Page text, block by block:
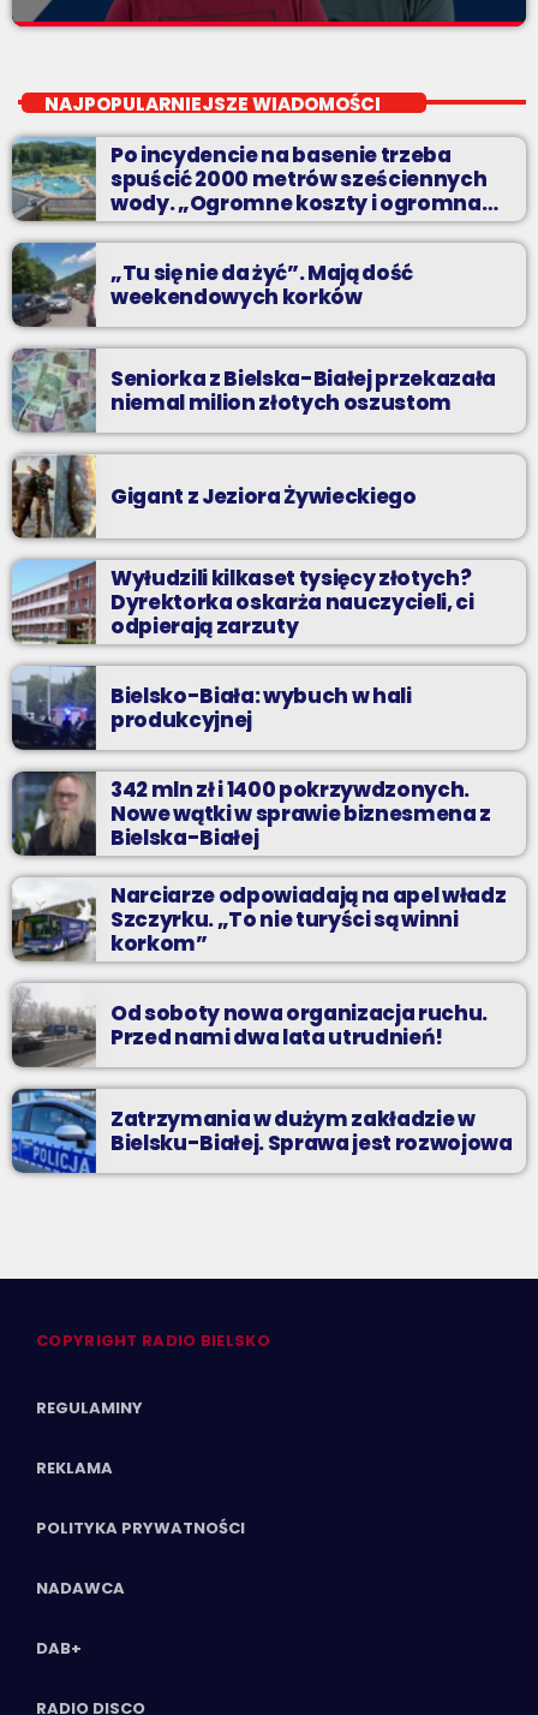
Codziennie od poniedziałku do piątku od 5:30 do 10.
NAJPOPULARNIEJSZE WIADOMOŚCI
Po incydencie na basenie trzeba
spuścić 2000 metrów sześciennych
wody. „Ogromne koszty i ogromna
praca”
„Tu się nie da żyć”. Mają dość
weekendowych korków
Seniorka z Bielska-Białej przekazała
niemal milion złotych oszustom
Gigant z Jeziora Żywieckiego
Wyłudzili kilkaset tysięcy złotych?
Dyrektorka oskarża nauczycieli, ci
odpierają zarzuty
Bielsko-Biała: wybuch w hali
produkcyjnej
342 mln zł i 1400 pokrzywdzonych.
Nowe wątki w sprawie biznesmena z
Bielska-Białej
Narciarze odpowiadają na apel władz
Szczyrku. „To nie turyści są winni
korkom”
Od soboty nowa organizacja ruchu.
Przed nami dwa lata utrudnień!
Zatrzymania w dużym zakładzie w
Bielsku-Białej. Sprawa jest rozwojowa
COPYRIGHT RADIO BIELSKO
REGULAMINY
REKLAMA
POLITYKA PRYWATNOŚCI
NADAWCA
DAB+
RADIO DISCO